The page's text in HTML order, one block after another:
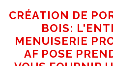
CRÉATION DE
BOIS:
MENUISERIE
AF POSE